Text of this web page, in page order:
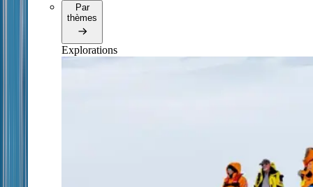
Par
thèmes
Explorations